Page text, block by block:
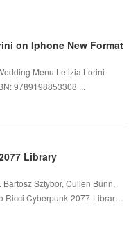
on Iphone New Format
Menu Letizia Lorini
9789198853308 ...
Library
Sztybor, Cullen Bunn,
Ricci Cyberpunk-2077-Librar…